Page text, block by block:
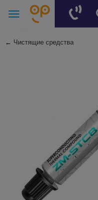
← Чистящие средства